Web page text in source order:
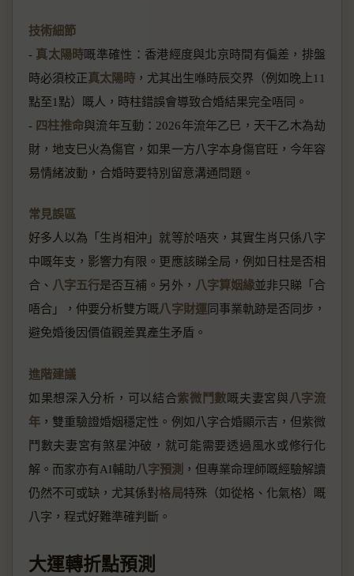
技術細節
- 真太陽時嘅準確性：香港經度與北京時間有偏差，排盤
時必須校正真太陽時 ，尤其出生喺時辰交界（例如晚上11
點至1點）嘅人，時柱錯誤會導致合婚結果完全唔同。
- 四柱推命與流年互動：2026年流年乙巳，天干乙木為劫
財，地支巳火為傷官，如果一方八字本身傷官旺，今年容
易情緒波動，合婚時要特別留意溝通問題。
常見誤區
好多人以為「生肖相沖」就等於唔夾，其實生肖只係八字
中嘅年支，影響力有限。更應該睇全局，例如日柱是否相
合、 八字五行是否互補。另外， 八字算姻緣並非只睇「合
唔合」，仲要分析雙方嘅八字財運同事業軌跡是否同步，
避免婚後因價值觀差異產生矛盾。
進階建議
如果想深入分析，可以結合紫微鬥數嘅夫妻宮與八字流
年 ，雙重驗證婚姻穩定性。例如八字合婚顯示吉，但紫微
鬥數夫妻宮有煞星沖破，就可能需要透過風水或修行化
解。而家亦有AI輔助八字預測 ，但專業命理師嘅經驗解讀
仍然不可或缺，尤其係對格局特殊（如從格、化氣格）嘅
八字，程式好難準確判斷。
大運轉折點預測